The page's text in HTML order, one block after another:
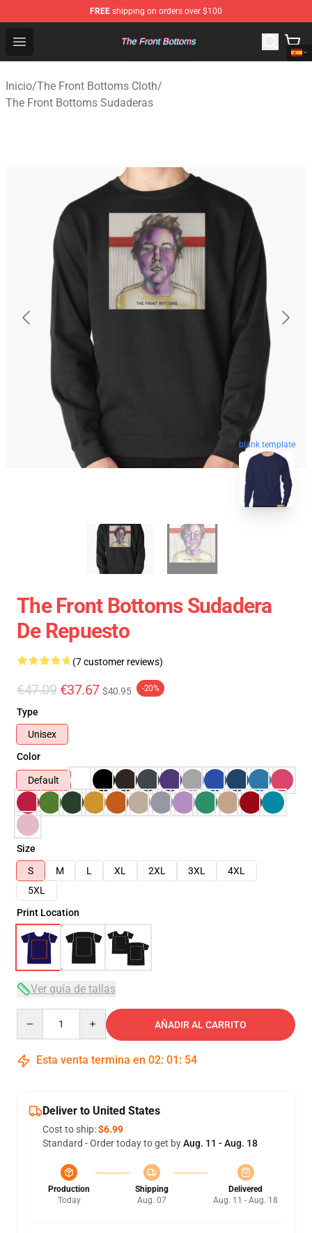
FREE shipping on orders over $100
Open menu
The Front Bottoms Store - Official The Front Bottoms
Inicio/The Front Bottoms Cloth/
The Front Bottoms Sudaderas
blank template
The Front Bottoms Sudadera
De Repuesto
(7 customer reviews)
€47.09 €37.67 $40.95 -20%
Type
Unisex
Color
Default
Size
S
M L XL 2XL 3XL
4XL
5XL
Print Location
Ver guía de tallas
AÑADIR AL CARRITO
Esta venta termina en 02: 01 : 53
Deliver to United States
Cost to ship:$6.99
Standard - Order today to get byAug. 11 - Aug. 18
Production
Today
Shipping
Aug. 07
Delivered
Aug. 11 - Aug. 18